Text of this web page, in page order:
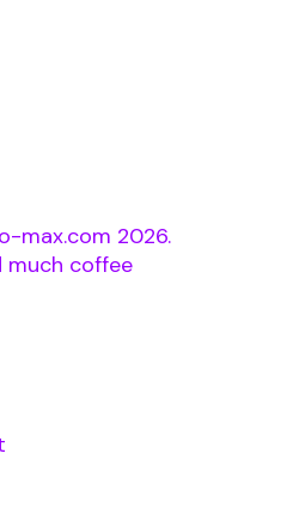
max.com 2026.
much coffee